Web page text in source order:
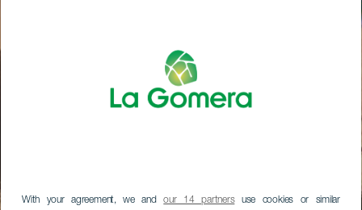
With your agreement, we andour 14 partnersuse cookies or similar